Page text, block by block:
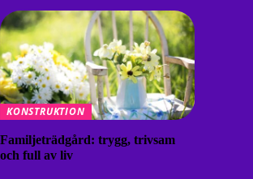
KONSTRUKTION
Familjeträdgård: trygg, trivsam
och full av liv